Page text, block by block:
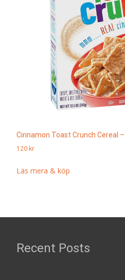
Cinnamon Toast Crunch Cereal
120 kr
Läs mera & köp
Recent Posts